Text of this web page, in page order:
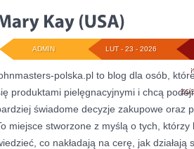
LUT - 23 - 2026
ADMIN
polska.pl to blog dla osób,
produktami pielęgnacyjnymi i chcą
świadome decyzje zakupowe oraz
miejsce stworzone z myślą o tych, którzy
co nakładają na cerę, jak działają